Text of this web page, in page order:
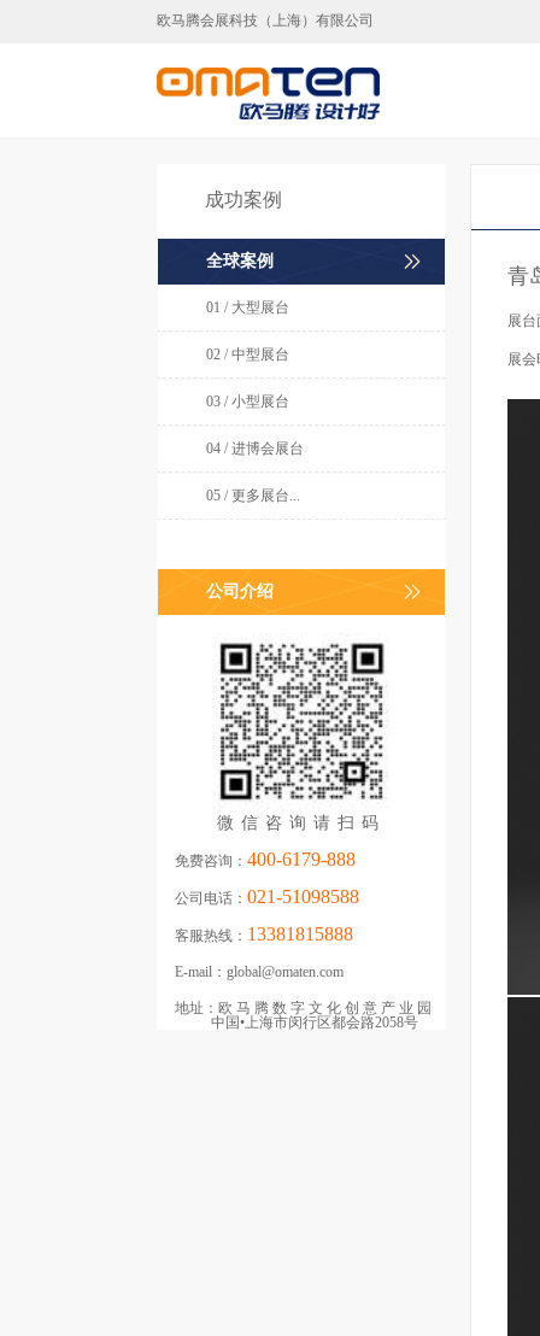
欧马腾会展科技（上海）有限公司
成功案例
全球案例
01 / 大型展台
02 / 中型展台
03 / 小型展台
04 / 进博会展台
05 / 更多展台...
公司介绍
微信咨询请扫码
免费咨询： 400-6179-888
公司电话： 021-51098588
客服热线： 13381815888
E-mail： global@omaten.com
地址： 欧马腾数字文化创意产业园
中国•上海市闵行区都会路2058号
青
展台
展会